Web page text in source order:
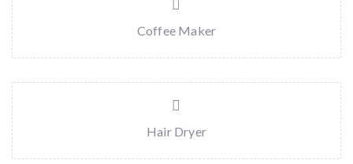
Coffee Maker
Hair Dryer